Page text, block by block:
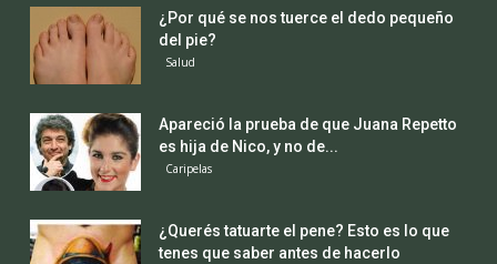
¿Por qué se nos tuerce el dedo pequeño
del pie?
Salud
Apareció la prueba de que Juana Repetto
es hija de Nico, y no de...
Caripelas
¿Querés tatuarte el pene? Esto es lo que
tenes que saber antes de hacerlo